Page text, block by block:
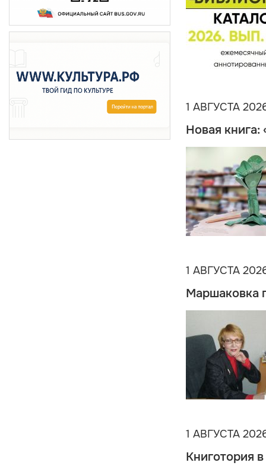
1 АВГУСТА
Новая
1 АВГУСТА
Маршаковка
1 АВГУСТА
Книготория